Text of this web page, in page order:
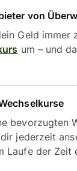
von
Geld immer
um – und
bevorzugten
jederzeit
Laufe der Zeit